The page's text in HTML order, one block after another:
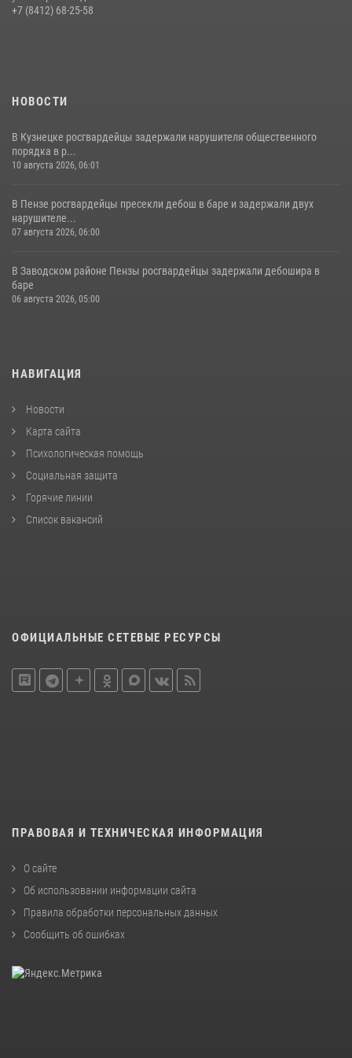
День ВДВ в Пензе
+7 (8412) 68-25-58
НОВОСТИ
В Кузнецке росгвардейцы задержали нарушителя общественного
порядка в р...
10 августа 2026, 06:01
В Пензе росгвардейцы пресекли дебош в баре и задержали двух
нарушителе...
07 августа 2026, 06:00
В Заводском районе Пензы росгвардейцы задержали дебошира в
баре
06 августа 2026, 05:00
НАВИГАЦИЯ
Новости
Карта сайта
Психологическая помощь
Социальная защита
Горячие линии
Список вакансий
ОФИЦИАЛЬНЫЕ СЕТЕВЫЕ РЕСУРСЫ
ПРАВОВАЯ И ТЕХНИЧЕСКАЯ ИНФОРМАЦИЯ
О сайте
Об использовании информации сайта
Правила обработки персональных данных
Сообщить об ошибках